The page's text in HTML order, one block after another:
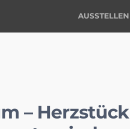
AUSSTELLEN
– Herzstück